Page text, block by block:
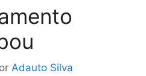
Adauto Silva